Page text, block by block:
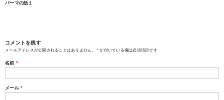
パーマの話１
コメントを残す
メールアドレスが公開されることはありません。 * が付いている欄は必須項目です
名前 *
メール *